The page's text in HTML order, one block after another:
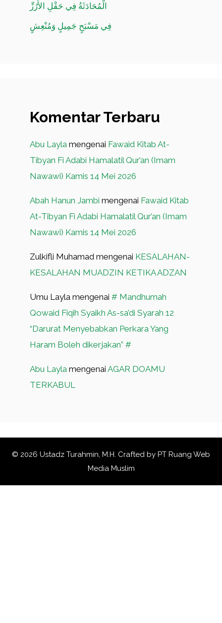
الْمُحَادَثَةُ فِي حَقْلِ الأَرُزِّ
فِي مَسْبَحٍ جَمِيلٍ وَمُنْعِشٍ
Komentar Terbaru
Abu Layla mengenai Fawaid Kitab At-
Tibyan Fi Adabi Hamalatil Qur’an (Imam
Nawawi) Kamis 14 Mei 2026
Abah Hanun Jambi mengenai Fawaid Kitab
At-Tibyan Fi Adabi Hamalatil Qur’an (Imam
Nawawi) Kamis 14 Mei 2026
Zulkifli Muhamad mengenai KESALAHAN-
KESALAHAN MUADZIN KETIKA ADZAN
Umu Layla mengenai # Mandhumah
Qowaid Fiqih Syaikh As-sa’di Syarah 12
“Darurat Menyebabkan Perkara Yang
Haram Boleh dikerjakan” #
Abu Layla mengenai AGAR DOAMU
TERKABUL
© 2026 Ustadz Turahmin, M.H. Crafted by PT Ruang Web
Media Muslim